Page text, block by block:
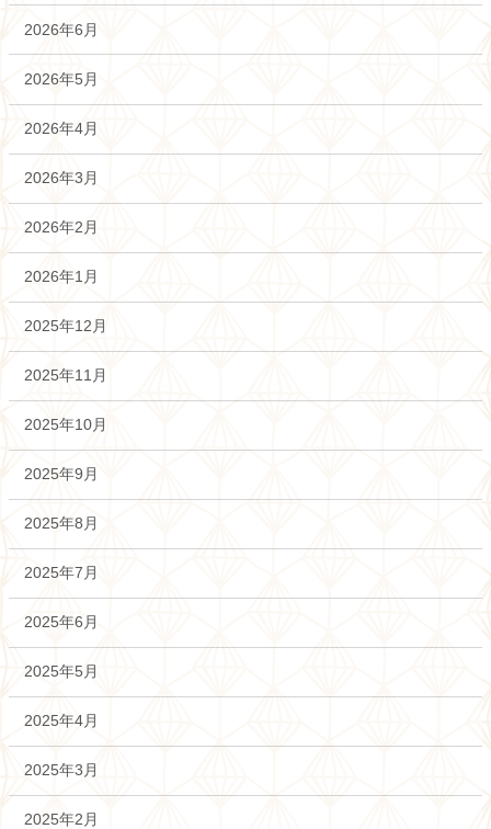
2026年6月
2026年5月
2026年4月
2026年3月
2026年2月
2026年1月
2025年12月
2025年11月
2025年10月
2025年9月
2025年8月
2025年7月
2025年6月
2025年5月
2025年4月
2025年3月
2025年2月